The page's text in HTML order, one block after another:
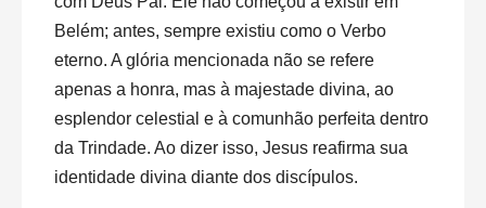
Belém; antes, sempre existiu como o Verbo
eterno. A glória mencionada não se refere
apenas a honra, mas à majestade divina, ao
esplendor celestial e à comunhão perfeita dentro
da Trindade. Ao dizer isso, Jesus reafirma sua
identidade divina diante dos discípulos.